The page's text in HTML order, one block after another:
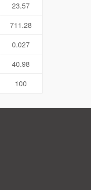
23.57
711.28
0.027
40.98
100